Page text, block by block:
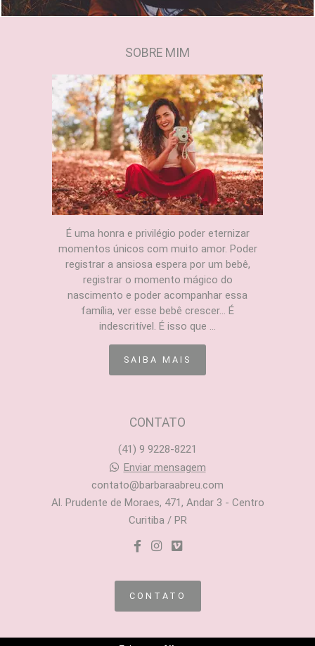
SOBRE MIM
É uma honra e privilégio poder eternizar
momentos únicos com muito amor. Poder
registrar a ansiosa espera por um bebê,
registrar o momento mágico do
nascimento e poder acompanhar essa
família, ver esse bebê crescer... É
indescritível. É isso que ...
SAIBA MAIS
CONTATO
(41) 9 9228-8221
Enviar mensagem
contato@barbaraabreu.com
Al. Prudente de Moraes, 471, Andar 3 - Centro
Curitiba / PR
CONTATO